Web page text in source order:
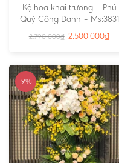
Kệ hoa khai trương – Phú
Quý Công Danh – Ms:3831
2.790.000₫ 2.500.000₫
-9%